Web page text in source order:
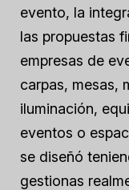
evento, la
las propuestas
empresas de
carpas, mesas,
iluminación,
eventos o
se diseñó
gestionas